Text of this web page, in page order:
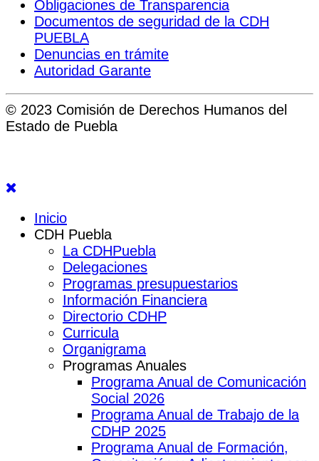
Obligaciones de Transparencia
Documentos de seguridad de la CDH
PUEBLA
Denuncias en trámite
Autoridad Garante
© 2023 Comisión de Derechos Humanos del
Estado de Puebla
Inicio
CDH Puebla
La CDHPuebla
Delegaciones
Programas presupuestarios
Información Financiera
Directorio CDHP
Curricula
Organigrama
Programas Anuales
Programa Anual de Comunicación
Social 2026
Programa Anual de Trabajo de la
CDHP 2025
Programa Anual de Formación,